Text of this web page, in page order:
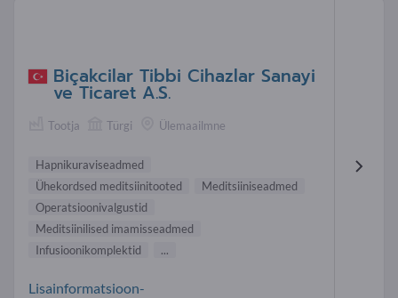
Biçakcilar Tibbi Cihazlar Sanayi
ve Ticaret A.S.
Tootja Türgi Ülemaailmne
Hapnikuraviseadmed
Ühekordsed meditsiinitooted
Meditsiiniseadmed
Operatsioonivalgustid
Meditsiinilised imamisseadmed
Infusioonikomplektid
...
Lisainformatsioon-